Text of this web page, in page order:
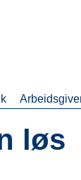
løs